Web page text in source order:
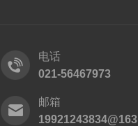
电话
021-56467973
邮箱